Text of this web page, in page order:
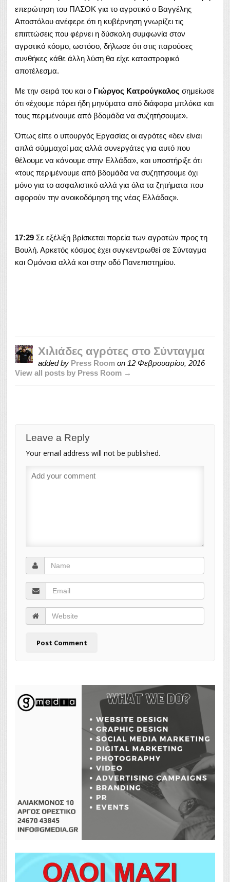
επερώτηση του ΠΑΣΟΚ για το αγροτικό ο Βαγγέλης
Αποστόλου ανέφερε ότι η κυβέρνηση γνωρίζει τις
επιπτώσεις που φέρνει η δύσκολη συμφωνία στον
αγροτικό κόσμο, ωστόσο, δήλωσε ότι στις παρούσες
συνθήκες κάθε άλλη λύση θα είχε καταστροφικό
αποτέλεσμα.
Με την σειρά του και ο Γιώργος Κατρούγκαλος σημείωσε
ότι «έχουμε πάρει ήδη μηνύματα από διάφορα μπλόκα και
τους περιμένουμε από βδομάδα να συζητήσουμε».
Όπως είπε ο υπουργός Εργασίας οι αγρότες «δεν είναι
απλά σύμμαχοί μας αλλά συνεργάτες για αυτό που
θέλουμε να κάνουμε στην Ελλάδα», και υποστήριξε ότι
«τους περιμένουμε από βδομάδα να συζητήσουμε όχι
μόνο για το ασφαλιστικό αλλά για όλα τα ζητήματα που
αφορούν την ανοικοδόμηση της νέας Ελλάδας».
17:29 Σε εξέλιξη βρίσκεται πορεία των αγροτών προς τη
Βουλή. Αρκετός κόσμος έχει συγκεντρωθεί σε Σύνταγμα
και Ομόνοια αλλά και στην οδό Πανεπιστημίου.
Χιλιάδες αγρότες στο Σύνταγμα
added by Press Room on 12 Φεβρουαρίου, 2016
View all posts by Press Room →
Leave a Reply
Your email address will not be published.